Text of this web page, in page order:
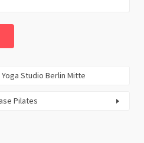
Studio Berlin Mitte
Pilates